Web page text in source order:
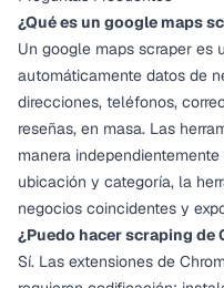
¿Qué es un google maps
Un google maps scraper es
automáticamente datos de
direcciones, teléfonos,
reseñas, en masa. Las
manera
ubicación y categoría, la
negocios coincidentes y
¿Puedo hacer scraping de
Sí. Las extensiones de